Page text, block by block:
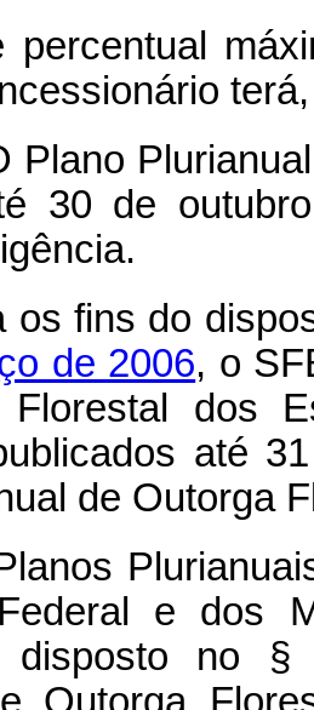
percentual
30 de
os fins do
de 2006, o
Florestal dos
até
de Outorga
e dos
disposto no §